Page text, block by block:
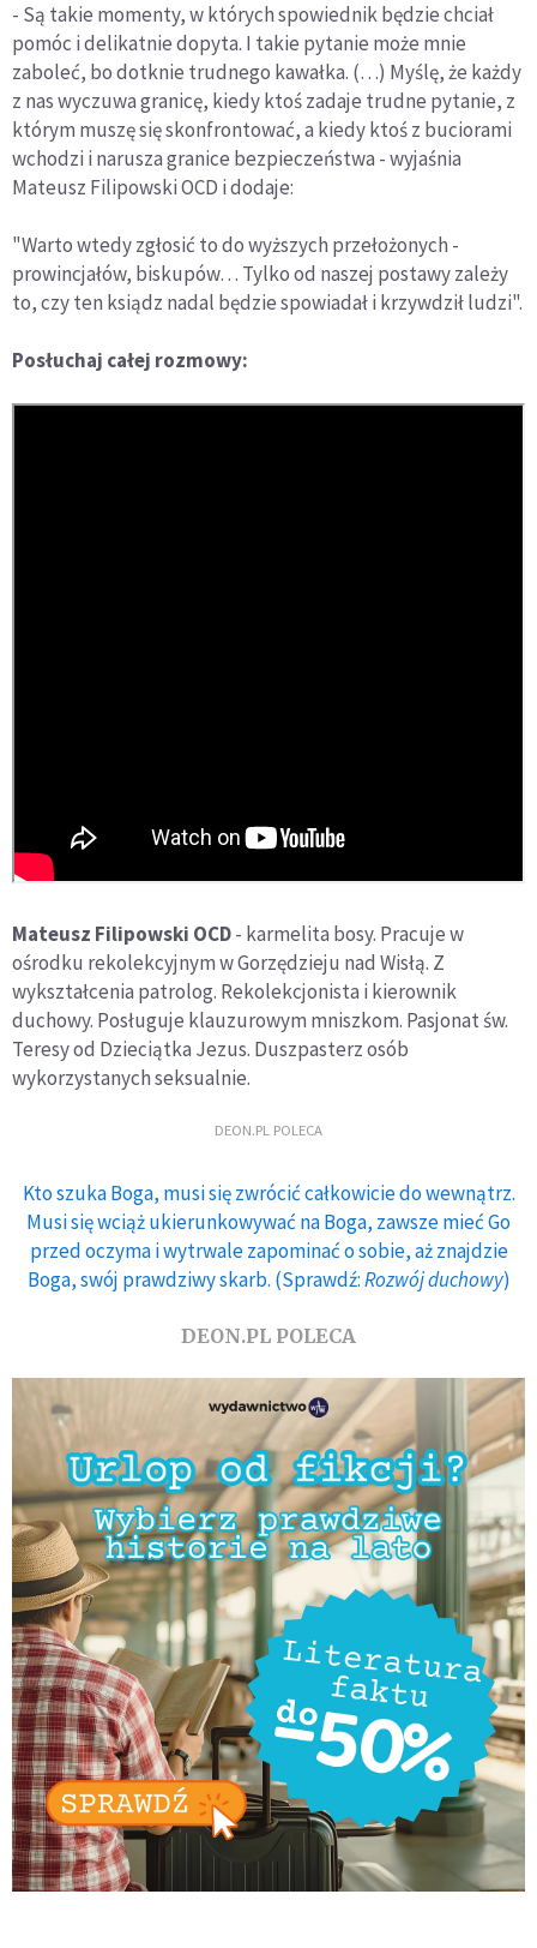
- Są takie momenty, w których spowiednik będzie chciał
pomóc i delikatnie dopyta. I takie pytanie może mnie
zaboleć, bo dotknie trudnego kawałka. (…) Myślę, że każdy
z nas wyczuwa granicę, kiedy ktoś zadaje trudne pytanie, z
którym muszę się skonfrontować, a kiedy ktoś z buciorami
wchodzi i narusza granice bezpieczeństwa - wyjaśnia
Mateusz Filipowski OCD i dodaje:
"Warto wtedy zgłosić to do wyższych przełożonych -
prowincjałów, biskupów… Tylko od naszej postawy zależy
to, czy ten ksiądz nadal będzie spowiadał i krzywdził ludzi".
Posłuchaj całej rozmowy:
Mateusz Filipowski OCD- karmelita bosy. Pracuje w
ośrodku rekolekcyjnym w Gorzędzieju nad Wisłą. Z
wykształcenia patrolog. Rekolekcjonista i kierownik
duchowy. Posługuje klauzurowym mniszkom. Pasjonat św.
Teresy od Dzieciątka Jezus. Duszpasterz osób
wykorzystanych seksualnie.
DEON.PL POLECA
Kto szuka Boga, musi się zwrócić całkowicie do wewnątrz.
Musi się wciąż ukierunkowywać na Boga, zawsze mieć Go
przed oczyma i wytrwale zapominać o sobie, aż znajdzie
Boga, swój prawdziwy skarb. (Sprawdź:Rozwój duchowy)
DEON.PL POLECA